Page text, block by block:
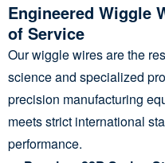
Engineered Wiggle
of Service
Our wiggle wires are the
science and specialized
precision manufacturing
meets strict international
performance.